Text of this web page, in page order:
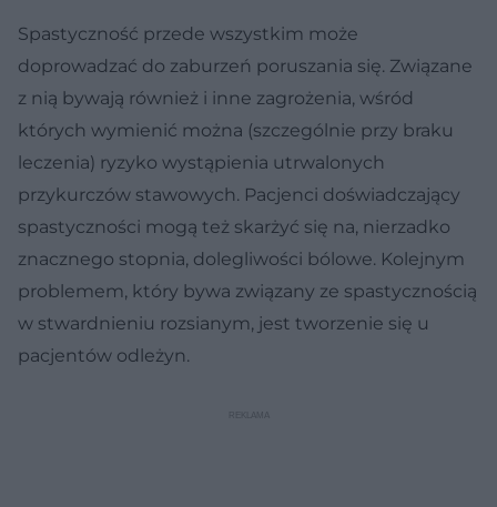
Spastyczność przede wszystkim może
doprowadzać do zaburzeń poruszania się. Związane
z nią bywają również i inne zagrożenia, wśród
których wymienić można (szczególnie przy braku
leczenia) ryzyko wystąpienia utrwalonych
przykurczów stawowych. Pacjenci doświadczający
spastyczności mogą też skarżyć się na, nierzadko
znacznego stopnia, dolegliwości bólowe. Kolejnym
problemem, który bywa związany ze spastycznością
w stwardnieniu rozsianym, jest tworzenie się u
pacjentów odleżyn.